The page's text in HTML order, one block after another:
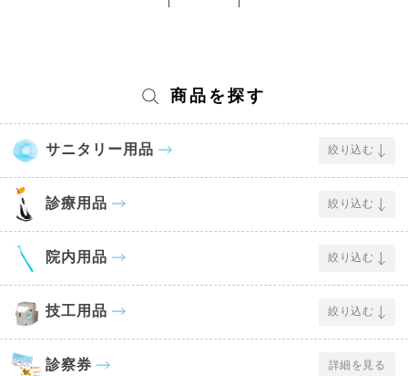
商品を探す
サニタリー用品 絞り込む
診療用品 絞り込む
院内用品 絞り込む
技工用品 絞り込む
診察券 詳細を見る